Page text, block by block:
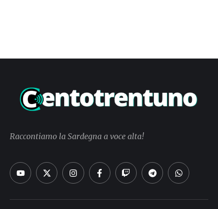
Raccontiamo la Sardegna a voce alta!